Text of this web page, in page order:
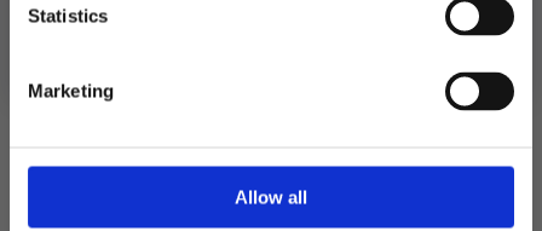
Statistics
Marketing
Allow all